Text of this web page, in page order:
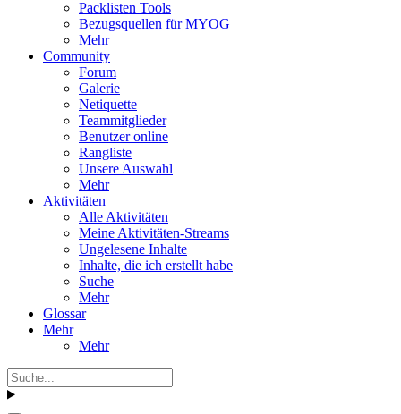
Packlisten Tools
Bezugsquellen für MYOG
Mehr
Community
Forum
Galerie
Netiquette
Teammitglieder
Benutzer online
Rangliste
Unsere Auswahl
Mehr
Aktivitäten
Alle Aktivitäten
Meine Aktivitäten-Streams
Ungelesene Inhalte
Inhalte, die ich erstellt habe
Suche
Mehr
Glossar
Mehr
Mehr